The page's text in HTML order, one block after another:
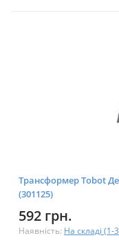
Трансформер Tobot
(301125)
592 грн.
Наявність: На складі (1-